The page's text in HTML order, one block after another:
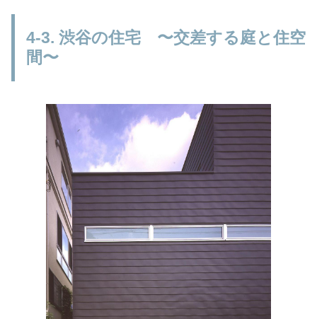
4-3. 渋谷の住宅 〜交差する庭と住空
間〜